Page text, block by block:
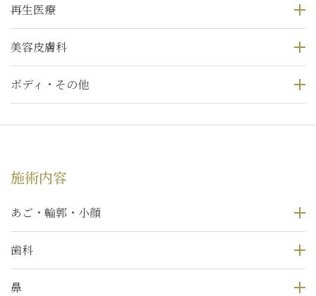
再生医療
美容皮膚科
ボディ・その他
施術内容
あご・輪郭・小顔
歯科
鼻